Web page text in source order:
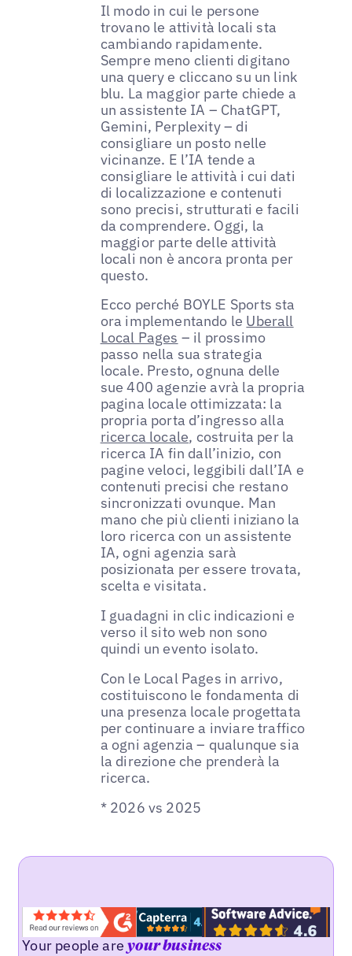
Il modo in cui le persone
trovano le attività locali sta
cambiando rapidamente.
Sempre meno clienti digitano
una query e cliccano su un link
blu. La maggior parte chiede a
un assistente IA – ChatGPT,
Gemini, Perplexity – di
consigliare un posto nelle
vicinanze. E l’IA tende a
consigliare le attività i cui dati
di localizzazione e contenuti
sono precisi, strutturati e facili
da comprendere. Oggi, la
maggior parte delle attività
locali non è ancora pronta per
questo.
Ecco perché BOYLE Sports sta
ora implementando le Uberall
Local Pages – il prossimo
passo nella sua strategia
locale. Presto, ognuna delle
sue 400 agenzie avrà la propria
pagina locale ottimizzata: la
propria porta d’ingresso alla
ricerca locale, costruita per la
ricerca IA fin dall’inizio, con
pagine veloci, leggibili dall’IA e
contenuti precisi che restano
sincronizzati ovunque. Man
mano che più clienti iniziano la
loro ricerca con un assistente
IA, ogni agenzia sarà
posizionata per essere trovata,
scelta e visitata.
I guadagni in clic indicazioni e
verso il sito web non sono
quindi un evento isolato.
Con le Local Pages in arrivo,
costituiscono le fondamenta di
una presenza locale progettata
per continuare a inviare traffico
a ogni agenzia – qualunque sia
la direzione che prenderà la
ricerca.
* 2026 vs 2025
Your people areyour business